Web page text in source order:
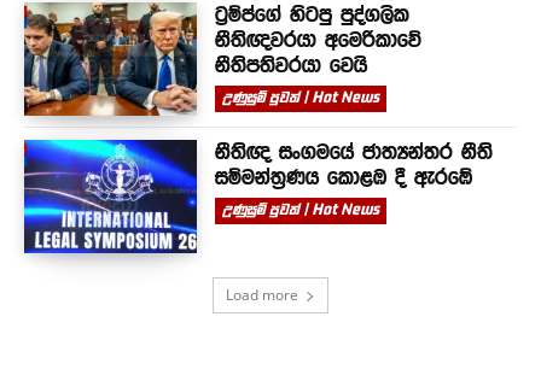
ට්‍රම්ප්ගේ හිටපු පුද්ගලික
නීතිඥවරයා අමෙරිකාවේ
නීතිපතිවරයා වෙයි
උණුසුම් පුවත් | Hot News
නීතිඥ සංගමයේ ජාත්‍යන්තර නීති
සම්මන්ත්‍රණය කොළඹ දී ඇරඹේ
උණුසුම් පුවත් | Hot News
Load more